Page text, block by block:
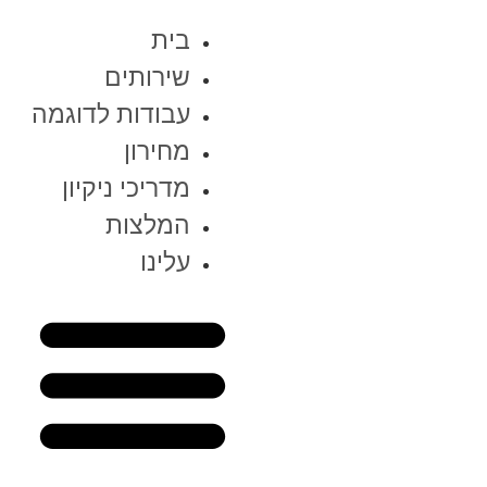
בית
שירותים
עבודות לדוגמה
מחירון
מדריכי ניקיון
המלצות
עלינו